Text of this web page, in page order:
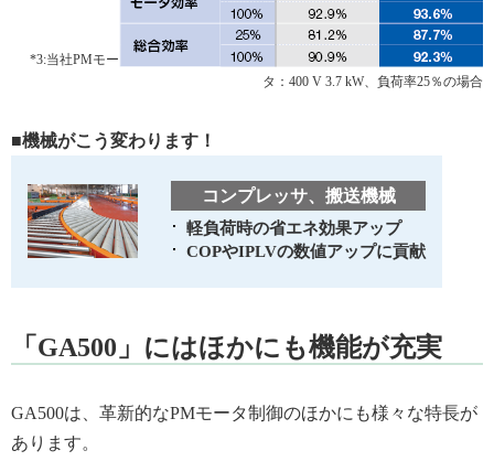
*3:当社PMモー
タ：400 V 3.7 kW、負荷率25％の場合
■機械がこう変わります！
コンプレッサ、搬送機械
軽負荷時の省エネ効果アップ
COPやIPLVの数値アップに貢献
「GA500」にはほかにも機能が充実
GA500は、革新的なPMモータ制御のほかにも様々な特長が
あります。